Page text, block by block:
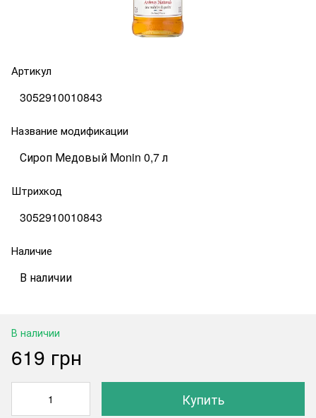
Артикул
3052910010843
Название модификации
Сироп Медовый Monin 0,7 л
Штрихкод
3052910010843
Наличие
В наличии
В наличии
619 грн
Купить